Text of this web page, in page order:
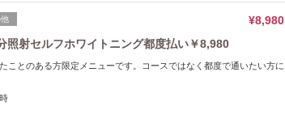
¥8,980
照射セルフホワイトニング都度払い￥8,980
ことのある方限定メニューです。コースではなく都度で通いたい方に